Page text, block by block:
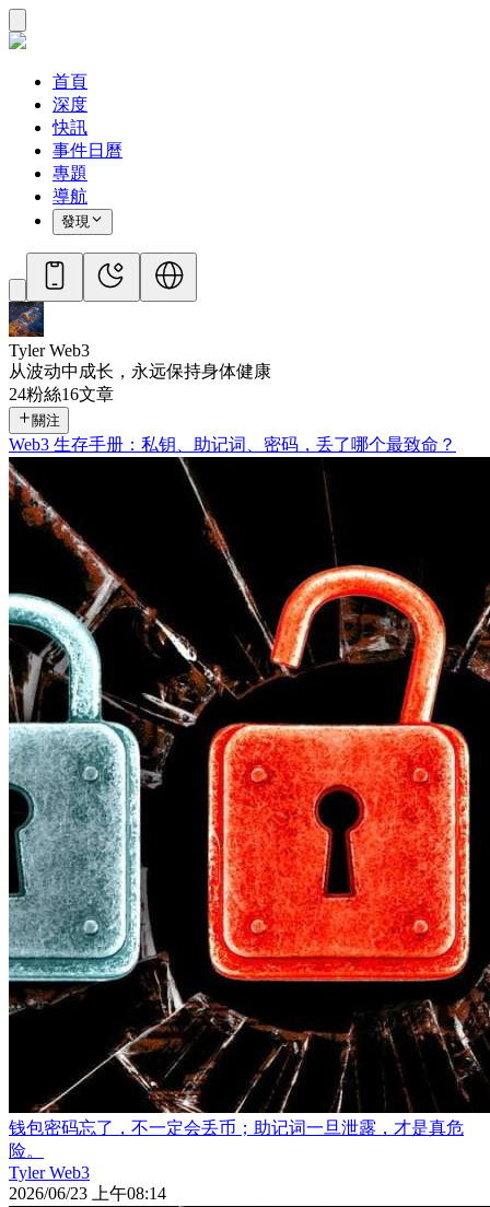
首頁
深度
快訊
事件日曆
專題
導航
發現
Tyler Web3
从波动中成长，永远保持身体健康
24粉絲16文章
關注
Web3 生存手册：私钥、助记词、密码，丢了哪个最致命？
钱包密码忘了，不一定会丢币；助记词一旦泄露，才是真危
险。
Tyler Web3
2026/06/23 上午08:14